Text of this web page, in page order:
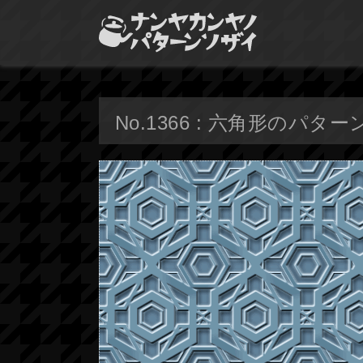
No.1366 : 六角形のパター